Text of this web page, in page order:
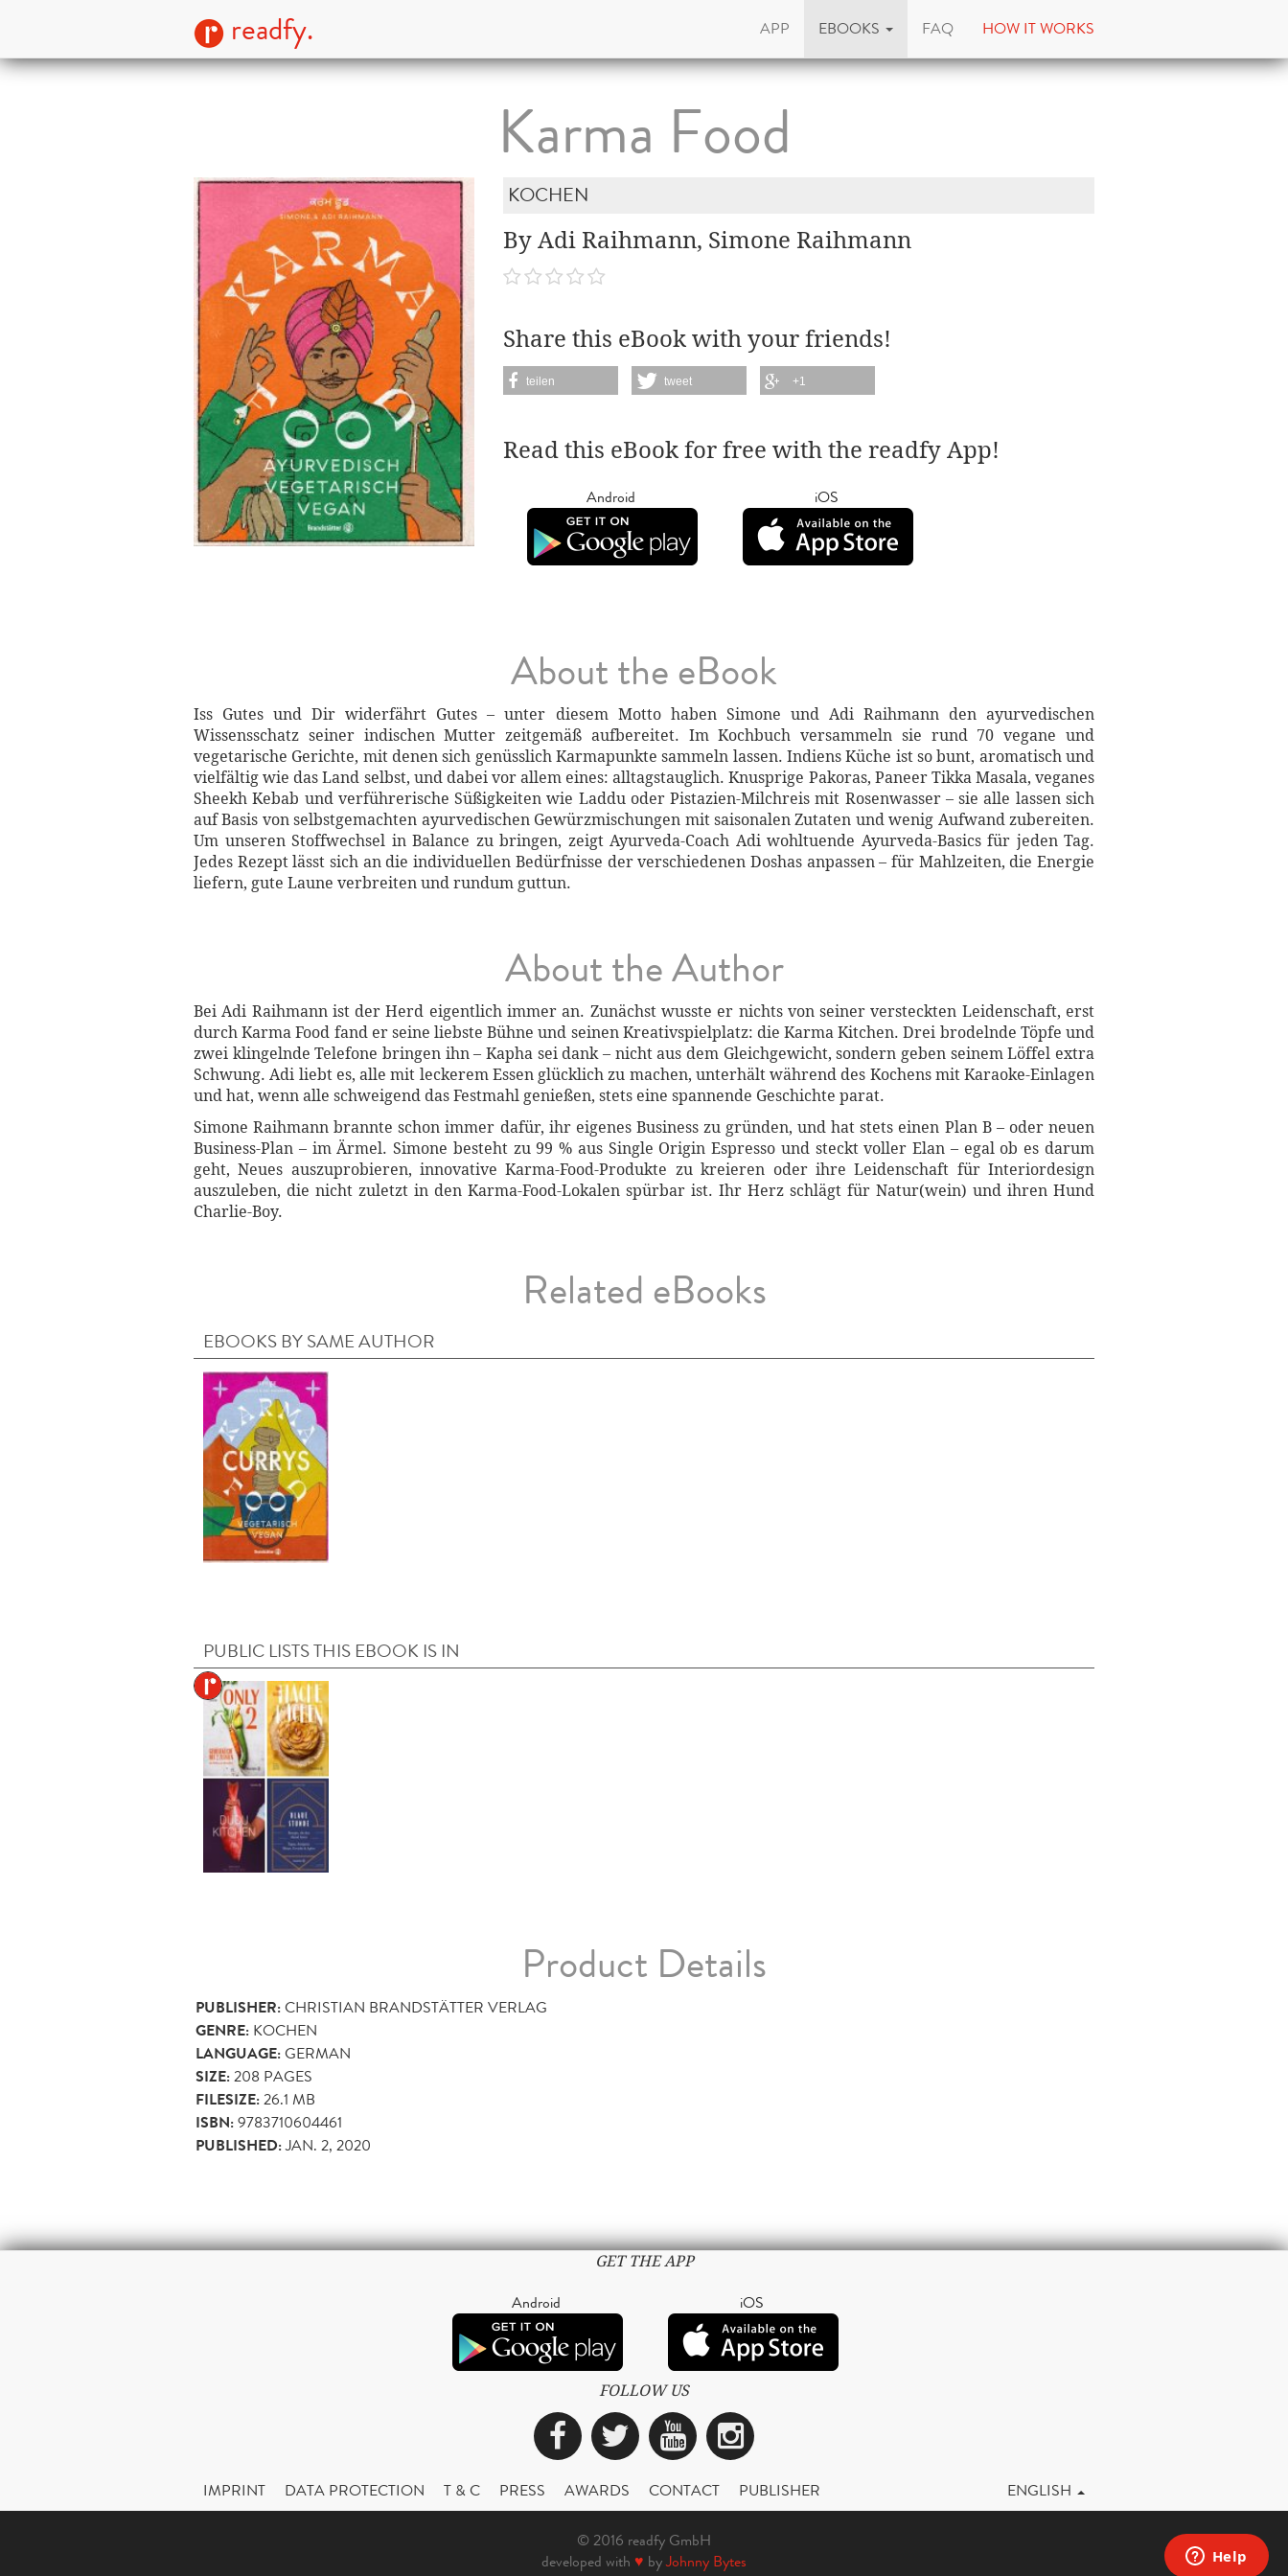
readfy. APP EBOOKS FAQ HOW IT WORKS
Karma Food
KOCHEN
By Adi Raihmann, Simone Raihmann
Share this eBook with your friends!
teilen tweet +1
Read this eBook for free with the readfy App!
Android iOS
About the eBook
Iss Gutes und Dir widerfährt Gutes – unter diesem Motto haben Simone und Adi Raihmann den ayurvedischen
Wissensschatz seiner indischen Mutter zeitgemäß aufbereitet. Im Kochbuch versammeln sie rund 70 vegane und
vegetarische Gerichte, mit denen sich genüsslich Karmapunkte sammeln lassen. Indiens Küche ist so bunt, aromatisch und
vielfältig wie das Land selbst, und dabei vor allem eines: alltagstauglich. Knusprige Pakoras, Paneer Tikka Masala, veganes
Sheekh Kebab und verführerische Süßigkeiten wie Laddu oder Pistazien-Milchreis mit Rosenwasser – sie alle lassen sich
auf Basis von selbstgemachten ayurvedischen Gewürzmischungen mit saisonalen Zutaten und wenig Aufwand zubereiten.
Um unseren Stoffwechsel in Balance zu bringen, zeigt Ayurveda-Coach Adi wohltuende Ayurveda-Basics für jeden Tag.
Jedes Rezept lässt sich an die individuellen Bedürfnisse der verschiedenen Doshas anpassen – für Mahlzeiten, die Energie
liefern, gute Laune verbreiten und rundum guttun.
About the Author
Bei Adi Raihmann ist der Herd eigentlich immer an. Zunächst wusste er nichts von seiner versteckten Leidenschaft, erst
durch Karma Food fand er seine liebste Bühne und seinen Kreativspielplatz: die Karma Kitchen. Drei brodelnde Töpfe und
zwei klingelnde Telefone bringen ihn – Kapha sei dank – nicht aus dem Gleichgewicht, sondern geben seinem Löffel extra
Schwung. Adi liebt es, alle mit leckerem Essen glücklich zu machen, unterhält während des Kochens mit Karaoke-Einlagen
und hat, wenn alle schweigend das Festmahl genießen, stets eine spannende Geschichte parat.
Simone Raihmann brannte schon immer dafür, ihr eigenes Business zu gründen, und hat stets einen Plan B – oder neuen
Business-Plan – im Ärmel. Simone besteht zu 99 % aus Single Origin Espresso und steckt voller Elan – egal ob es darum
geht, Neues auszuprobieren, innovative Karma-Food-Produkte zu kreieren oder ihre Leidenschaft für Interiordesign
auszuleben, die nicht zuletzt in den Karma-Food-Lokalen spürbar ist. Ihr Herz schlägt für Natur(wein) und ihren Hund
Charlie-Boy.
Related eBooks
EBOOKS BY SAME AUTHOR
PUBLIC LISTS THIS EBOOK IS IN
Product Details
PUBLISHER:CHRISTIAN BRANDSTÄTTER VERLAG
GENRE: KOCHEN
LANGUAGE:GERMAN
SIZE:208 PAGES
FILESIZE:26.1 MB
ISBN:9783710604461
PUBLISHED:JAN. 2, 2020
GET THE APP
Android iOS
FOLLOW US
Facebook
TwitterYouTubeInstagram
IMPRINT DATA PROTECTION T & C PRESS AWARDS CONTACT PUBLISHER ENGLISH
© 2016 readfy GmbH
developed with ♥ byJohnny Bytes